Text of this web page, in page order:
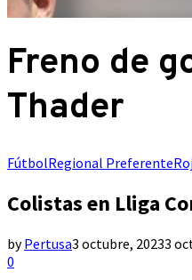
Freno de
Thader
FútbolRegional Preferente
Colistas en Lliga
byPertusa3 octubre, 20233
0